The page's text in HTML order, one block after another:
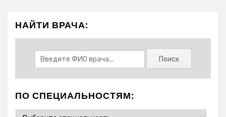
НАЙТИ ВРАЧА:
ПО СПЕЦИАЛЬНОСТЯМ: